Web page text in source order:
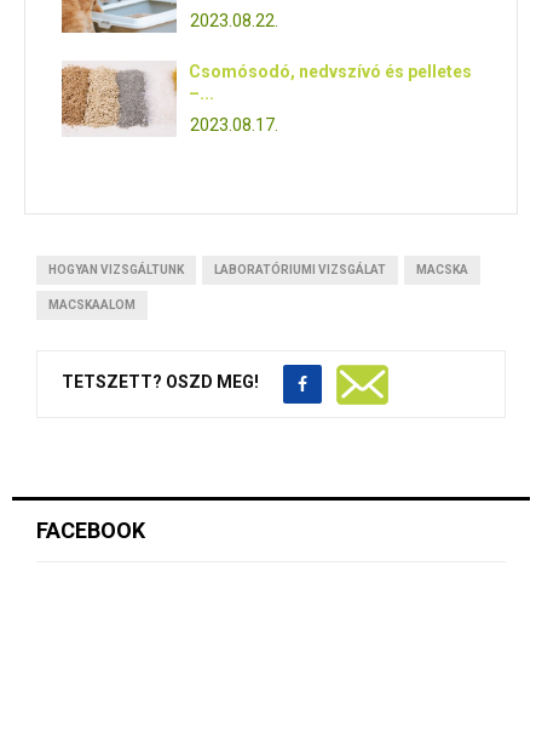
2023.08.22.
Csomósodó, nedvszívó és pelletes
–...
2023.08.17.
HOGYAN VIZSGÁLTUNK LABORATÓRIUMI VIZSGÁLAT MACSKA
MACSKAALOM
TETSZETT? OSZD MEG!
FACEBOOK